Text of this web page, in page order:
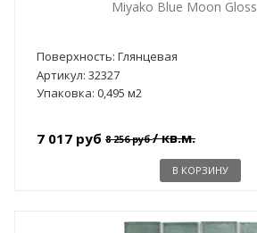
Miyako Blue Moon
Поверхность: Глянцевая
Артикул: 32327
Упаковка: 0,495 м2
7 017 руб 8 256 руб/ кв.м.
В КОРЗИНУ